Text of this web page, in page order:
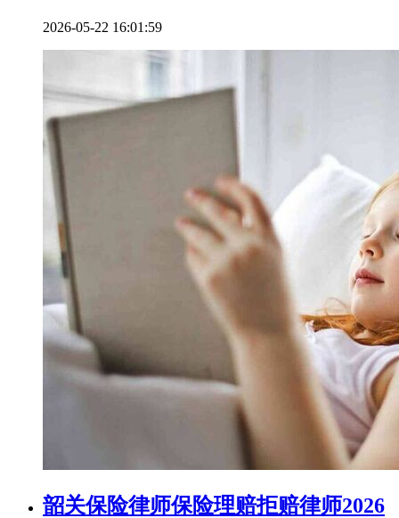
2026-05-22 16:01:59
韶关保险律师保险理赔拒赔律师2026